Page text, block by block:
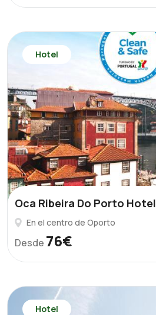
Hotel
Oca Ribeira Do Porto Hotel
En el centro de Oporto
Desde 76€
Hotel